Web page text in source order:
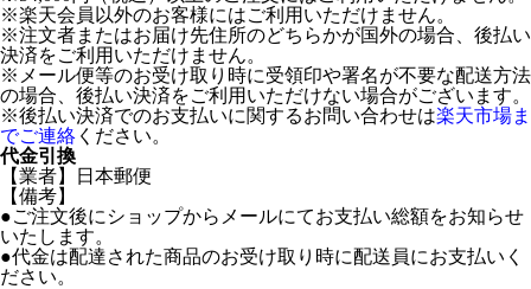
※楽天会員以外のお客様にはご利用いただけません。
※注文者またはお届け先住所のどちらかが国外の場合、後払い
決済をご利用いただけません。
※メール便等のお受け取り時に受領印や署名が不要な配送方法
の場合、後払い決済をご利用いただけない場合がございます。
※後払い決済でのお支払いに関するお問い合わせは楽天市場ま
でご連絡 ください。
代金引換
【業者】日本郵便
【備考】
●ご注文後にショップからメールにてお支払い総額をお知らせ
いたします。
●代金は配達された商品のお受け取り時に配送員にお支払いく
ださい。